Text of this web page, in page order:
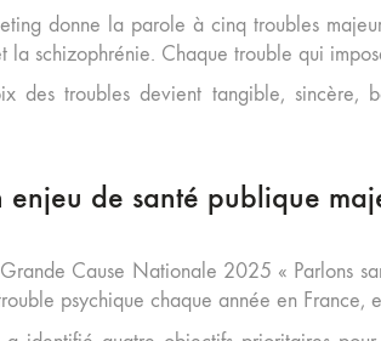
donne la parole à cinq troubles
la schizophrénie. Chaque trouble qui
des troubles devient tangible, sincère,
de santé publique
Cause Nationale 2025 « Parlons
psychique chaque année en